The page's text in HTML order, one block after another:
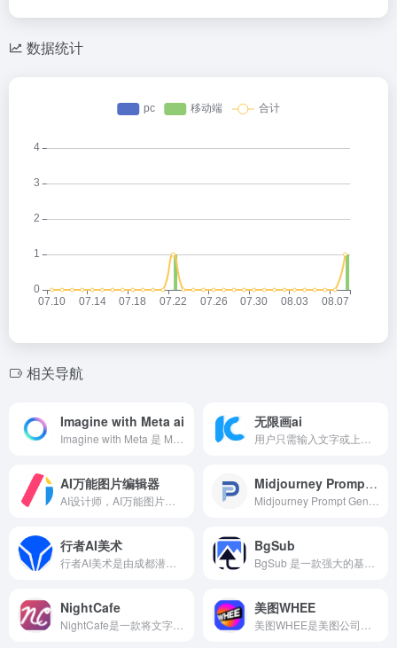
数据统计
相关导航
Imagine with Meta ai 无限画ai
AI万能图片编辑器 Midjourney Prompt Generator
行者AI美术 BgSub
NightCafe 美图WHEE